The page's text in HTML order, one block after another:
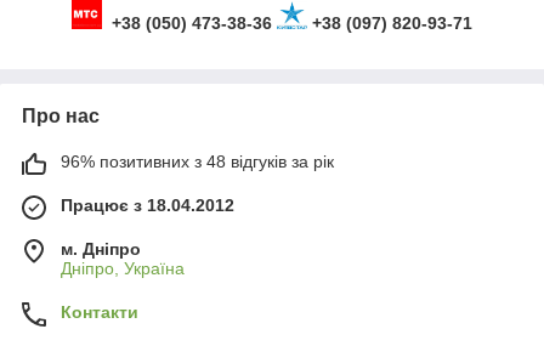
+38 (050) 473-38-36 +38 (097) 820-93-71
Про нас
96% позитивних з 48 відгуків за рік
Працює з 18.04.2012
м. Дніпро
Дніпро, Україна
Контакти